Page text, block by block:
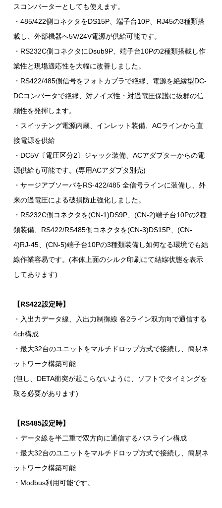
スコンバーターとしても使えます。
・485/422側コネクタをDS15P、端子台10P、RJ45の3種類搭
載し、外部機器へ5V/24V電源が供給可能です。
・RS232C側コネクタにDsub9P、端子台10Pの2種類搭載し作
業性と現場適応性を大幅に改善しました。
・RS422/485側信号をフォトカプラで絶縁、電源を絶縁型DC-
DCコンバータで絶縁、対ノイズ性・対過電圧保護に抜群の信
頼性を発揮します。
・スイッチング電源内蔵、インレット装備、ACラインから直
接電源を供給
・DC5V〔電圧区分2〕ジャック装備、ACアダプターからの電
源供給も可能です。(専用ACアダプタ別売)
・サージアブソーバをRS-422/485 全信号ラインに装備し、外
来の過電圧による破損防止強化しました。
・RS232C側コネクタを(CN-1)DS9P、(CN-2)端子台10Pの2種
類装備、RS422/RS485側コネクタを(CN-3)DS15P、(CN-
4)RJ-45、(CN-5)端子台10Pの3種類装備し如何なる環境でも結
線作業容易です。(本体上面のシルク印刷にて結線状態を表示
してあります)
【RS422設定時】
・入出力データ線、入出力制御線 各2ライン双方向で通信する
4ch構成
・最大32台のユニットをマルチドロップ方式で接続し、簡易ネ
ットワーク構築可能
(但し、DETA衝突が起こらないように、ソフトでタイミングを
取る必要があります)
【RS485設定時】
・データ線を半二重で双方向に通信するバスライン構成
・最大32台のユニットをマルチドロップ方式で接続し、簡易ネ
ットワーク構築可能
・Modbus利用可能です。